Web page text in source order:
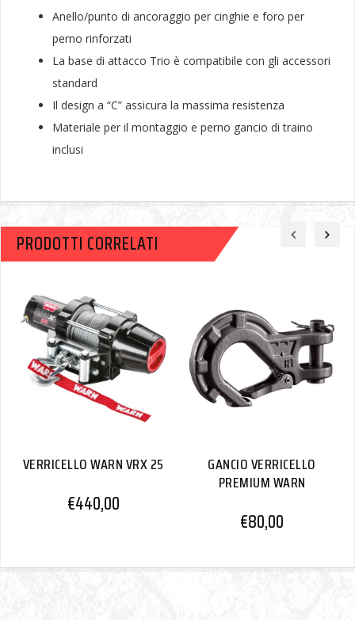
Anello/punto di ancoraggio per cinghie e foro per
perno rinforzati
La base di attacco Trio è compatibile con gli accessori
standard
Il design a “C” assicura la massima resistenza
Materiale per il montaggio e perno gancio di traino
inclusi
PRODOTTI CORRELATI
VERRICELLO WARN VRX 25
€440,00
GANCIO VERRICELLO
PREMIUM WARN
€80,00